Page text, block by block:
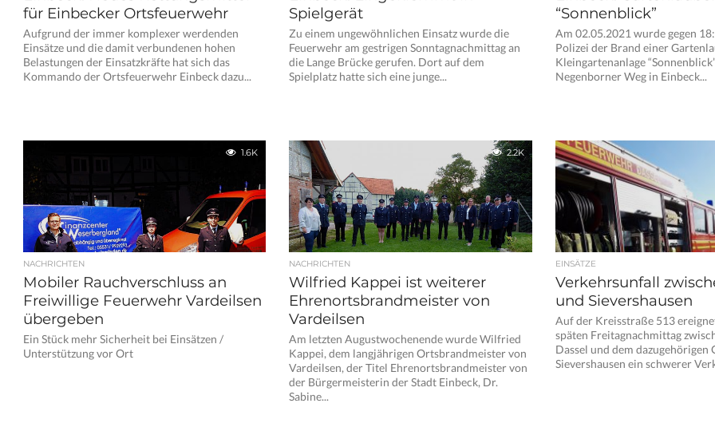
für Einbecker Ortsfeuerwehr
Aufgrund der immer komplexer werdenden
Einsätze und die damit verbundenen hohen
Belastungen der Einsatzkräfte hat sich das
Kommando der Ortsfeuerwehr Einbeck dazu...
Spielgerät
Zu einem ungewöhnlichen Einsatz wurde die
Feuerwehr am gestrigen Sonntagnachmittag an
die Lange Brücke gerufen. Dort auf dem
Spielplatz hatte sich eine junge...
“Sonnenblick”
Am 02.05.2021 wurde gegen
Polizei der Brand einer
Kleingartenanlage
Negenborner Weg in Einbeck...
1.6K
NACHRICHTEN
Mobiler Rauchverschluss an
Freiwillige Feuerwehr Vardeilsen
übergeben
Ein Stück mehr Sicherheit bei Einsätzen /
Unterstützung vor Ort
2.2K
NACHRICHTEN
Wilfried Kappei ist weiterer
Ehrenortsbrandmeister von
Vardeilsen
Am letzten Augustwochenende wurde Wilfried
Kappei, dem langjährigen Ortsbrandmeister von
Vardeilsen, der Titel Ehrenortsbrandmeister von
der Bürgermeisterin der Stadt Einbeck, Dr.
Sabine...
EINSÄTZE
Verkehrsunfall
und Sievershausen
Auf der Kreisstraße 513
späten Freitagnachmittag
Dassel und dem dazugehörigen
Sievershausen ein schwerer